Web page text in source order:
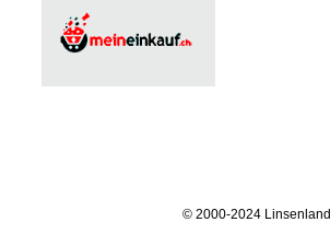
© 2000-2024 Linsenland